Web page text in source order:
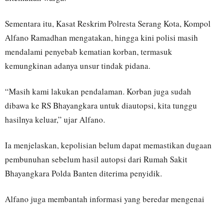
Sementara itu, Kasat Reskrim Polresta Serang Kota, Kompol
Alfano Ramadhan mengatakan, hingga kini polisi masih
mendalami penyebab kematian korban, termasuk
kemungkinan adanya unsur tindak pidana.
“Masih kami lakukan pendalaman. Korban juga sudah
dibawa ke RS Bhayangkara untuk diautopsi, kita tunggu
hasilnya keluar,” ujar Alfano.
Ia menjelaskan, kepolisian belum dapat memastikan dugaan
pembunuhan sebelum hasil autopsi dari Rumah Sakit
Bhayangkara Polda Banten diterima penyidik.
Alfano juga membantah informasi yang beredar mengenai